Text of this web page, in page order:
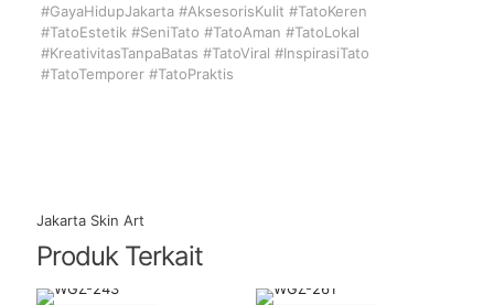
#GayaHidupJakarta #AksesorisKulit #TatoKeren
#TatoEstetik #SeniTato #TatoAman #TatoLokal
#KreativitasTanpaBatas #TatoViral #InspirasiTato
#TatoTemporer #TatoPraktis
Jakarta Skin Art
Produk Terkait